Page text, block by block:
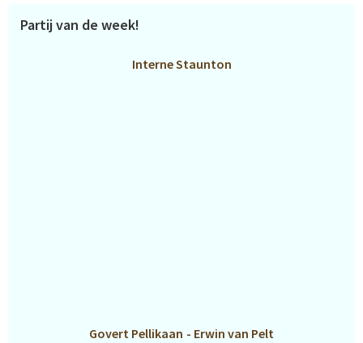
Partij van de week!
Interne Staunton
Govert Pellikaan - Erwin van Pelt